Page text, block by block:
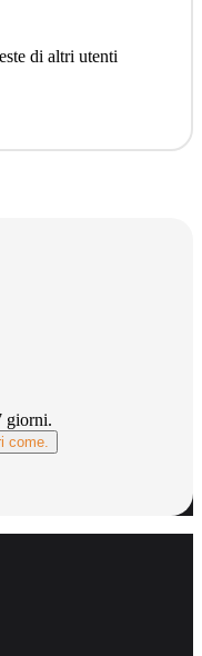
di altri utenti
giorni.
come.